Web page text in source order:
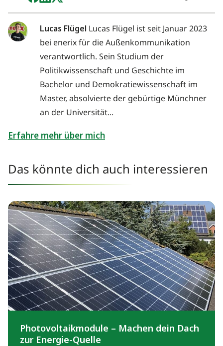
Lucas Flügel Lucas Flügel ist seit Januar 2023
bei enerix für die Außenkommunikation
verantwortlich. Sein Studium der
Politikwissenschaft und Geschichte im
Bachelor und Demokratiewissenschaft im
Master, absolvierte der gebürtige Münchner
an der Universität...
Erfahre mehr über mich
Das könnte dich auch interessieren
Photovoltaikmodule – Machen dein Dach
zur Energie-Quelle